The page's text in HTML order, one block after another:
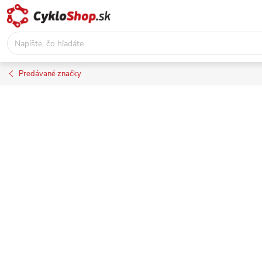
Prejsť
na
obsah
Predávané značky